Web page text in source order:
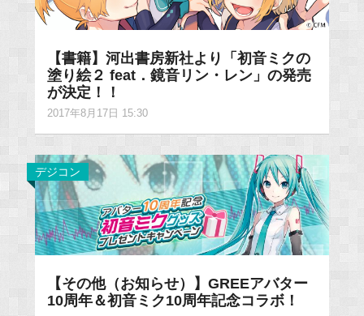
【書籍】河出書房新社より「初音ミクの
塗り絵２ feat．鏡音リン・レン」の発売
が決定！！
2017年8月17日 15:30
デジコン
【その他（お知らせ）】GREEアバター
10周年＆初音ミク10周年記念コラボ！